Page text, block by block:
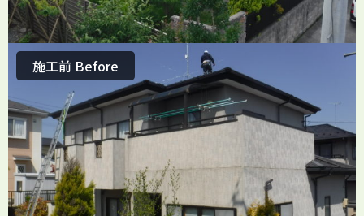
施工前 Before